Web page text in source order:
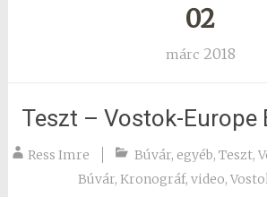
02
márc 2018
Teszt – Vostok-Europe
Ress Imre Búvár, egyéb,Teszt,
Búvár, Kronográf, video,